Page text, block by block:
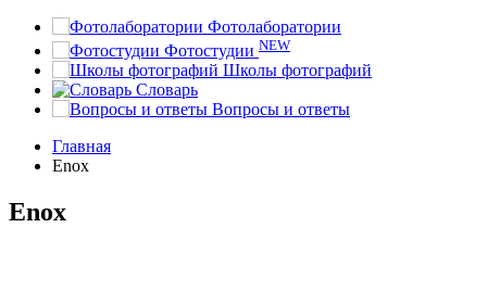
Фотолаборатории
Фотостудии NEW
Школы фотографий
Словарь
Вопросы и ответы
Главная
Enox
Enox